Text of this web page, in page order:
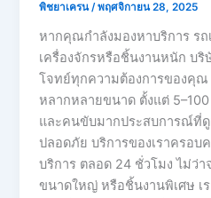
พิชยาเครน/พฤศจิกายน 28, 2025
หากคุณกำลังมองหาบริการ รถ
เครื่องจักรหรือชิ้นงานหนัก บ
โจทย์ทุกความต้องการของคุณ
หลากหลายขนาด ตั้งแต่
และคนขับมากประสบการณ์ที่
ปลอดภัย บริการของเราครอ
บริการ ตลอด 24 ชั่วโมง ไม่ว่า
ขนาดใหญ่ หรือชิ้นงานพิเศษ เ